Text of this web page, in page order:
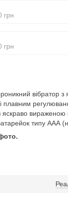
грн
грн
вібратор
плавним
вираженою
типу ААА